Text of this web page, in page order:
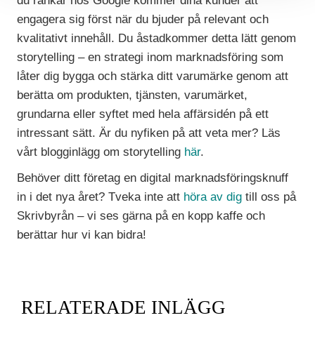
engagera sig först när du bjuder på relevant och
kvalitativt innehåll. Du åstadkommer detta lätt genom
storytelling – en strategi inom marknadsföring som
låter dig bygga och stärka ditt varumärke genom att
berätta om produkten, tjänsten, varumärket,
grundarna eller syftet med hela affärsidén på ett
intressant sätt. Är du nyfiken på att veta mer? Läs
vårt blogginlägg om storytelling här.
Behöver ditt företag en digital marknadsföringsknuff
in i det nya året? Tveka inte att höra av dig till oss på
Skrivbyrån – vi ses gärna på en kopp kaffe och
berättar hur vi kan bidra!
RELATERADE INLÄGG